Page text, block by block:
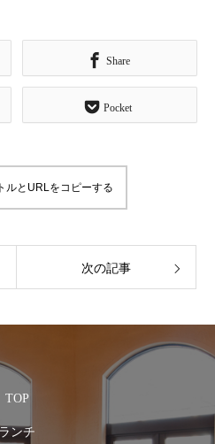
Share
Pocket
ルとURLをコピーする
次の記事
TOP
ランチ